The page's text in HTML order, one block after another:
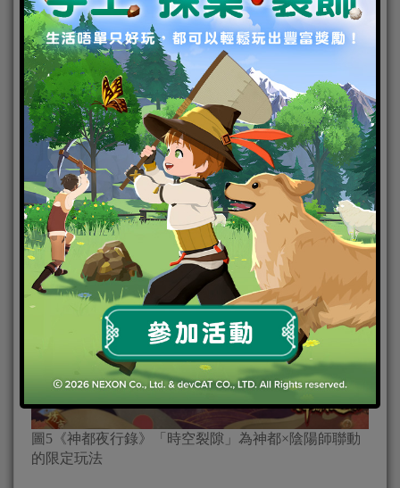
圖4《神都夜行錄》戰鬥中「茨木童子」可將自己的手
從地獄中召喚而出，吞噬一切。
神都×陰陽師 期間限定玩法「時空裂隙」
為拯救阿倍內親王，降妖師一次次回溯時間，然而命
運的絲網終究存在著空隙，來自於其他時空的大妖穿
過縫隙，威脅著正處於盛世的大唐神都。
「時空裂隙」玩法有多層的boss戰鬥副本，每層boss的
血量都大幅提升，三層後的boss還有特殊機制，裂隙
中的大妖各個攜帶著時空之力，等著大人來挑戰！
圖5《神都夜行錄》「時空裂隙」為神都×陰陽師聯動
的限定玩法